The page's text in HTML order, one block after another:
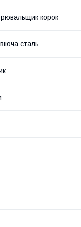
корок
сталь